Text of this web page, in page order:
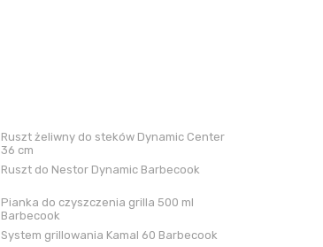
Ruszt żeliwny do steków Dynamic Center
36 cm
Ruszt do Nestor Dynamic Barbecook
Pianka do czyszczenia grilla 500 ml
Barbecook
System grillowania Kamal 60 Barbecook